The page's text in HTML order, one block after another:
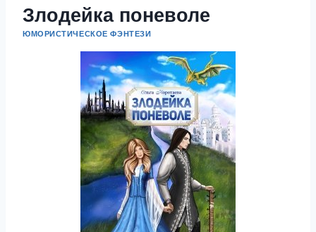
Злодейка поневоле
ЮМОРИСТИЧЕСКОЕ ФЭНТЕЗИ